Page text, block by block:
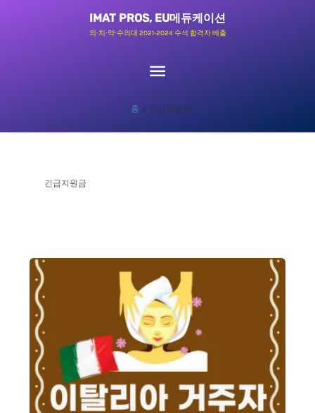
IMAT PROS, EU메듀케이션
의∙치∙약∙수의대 2021-2024 수석 합격자 배출
메
뉴
홈 긴급지원금
긴급지원금